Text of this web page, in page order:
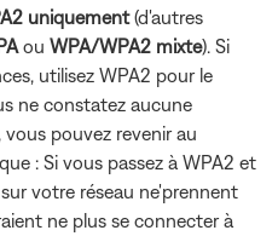
uniquement(d'autres
ou WPA/WPA2 mixte). Si
utilisez WPA2 pour le
ne constatez aucune
pouvez revenir au
: Si vous passez à WPA2 et
votre réseau ne'prennent
ne plus se connecter à